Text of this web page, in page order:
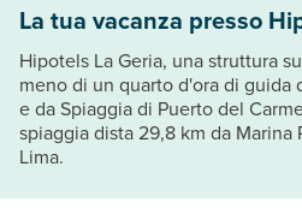
La tua vacanza presso
Hipotels La Geria, una struttura
meno di un quarto d'ora di guida
e da Spiaggia di Puerto del
spiaggia dista 29,8 km da Marina
Lima.